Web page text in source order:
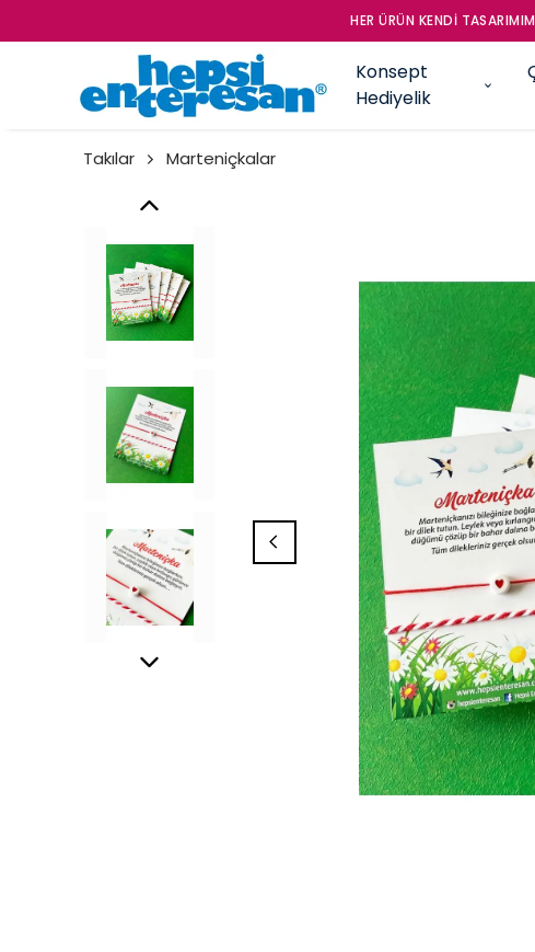
HER ÜRÜN KENDİ
Konsept
Hediyelik
Takılar Marteniçkalar